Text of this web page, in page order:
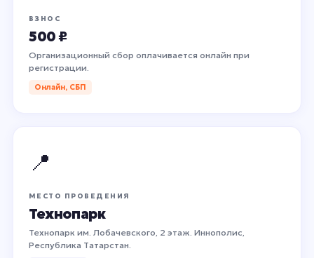
ВЗНОС
500 ₽
Организационный сбор оплачивается онлайн при
регистрации.
Онлайн, СБП
📍
МЕСТО ПРОВЕДЕНИЯ
Технопарк
Технопарк им. Лобачевского, 2 этаж. Иннополис,
Республика Татарстан.